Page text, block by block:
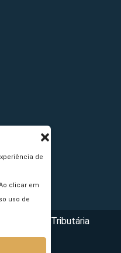
de
clicar em
uso de
Reforma Tributária